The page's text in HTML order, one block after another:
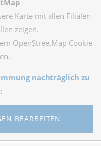
Karte mit allen Filialen
zeigen.
OpenStreetMap Cookie
nachträglich zu
BEARBEITEN